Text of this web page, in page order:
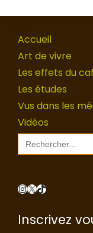
Accueil
Art de vivre
Les effets du
Les études
Vus dans les
Vidéos
Search
for:
Instagram
X TikTok
Inscrivez